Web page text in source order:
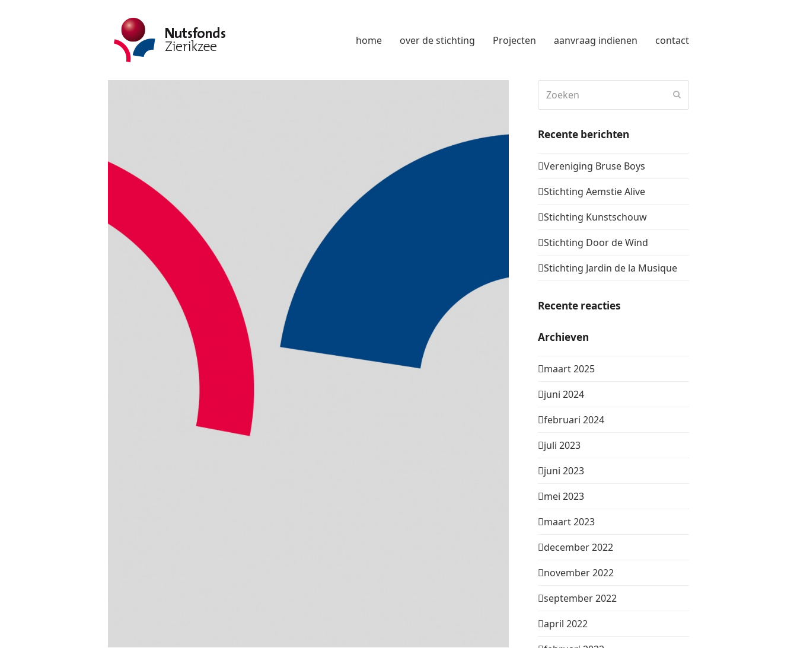
home over de stichting Projecten aanvraag indienen contact
Recente berichten
Vereniging Bruse Boys
Stichting Aemstie Alive
Stichting Kunstschouw
Stichting Door de Wind
Stichting Jardin de la Musique
Recente reacties
Archieven
maart 2025
juni 2024
februari 2024
juli 2023
juni 2023
mei 2023
maart 2023
december 2022
november 2022
september 2022
april 2022